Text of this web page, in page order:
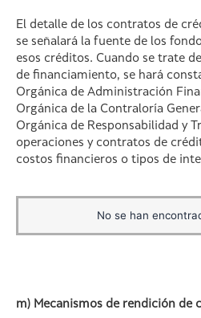
El detalle de los contratos de
se señalará la fuente de los
esos créditos. Cuando se trate
de financiamiento, se hará
Orgánica de Administración
Orgánica de la Contraloría
Orgánica de Responsabilidad y
operaciones y contratos de
costos financieros o tipos de
No se han
m) Mecanismos de rendición de